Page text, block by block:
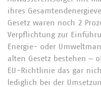
ihres
Gesetz waren noch 2
Verpflichtung zur
Energie- oder
alten Gesetz bestehen ‒
EU-Richtlinie das gar
lediglich bei der